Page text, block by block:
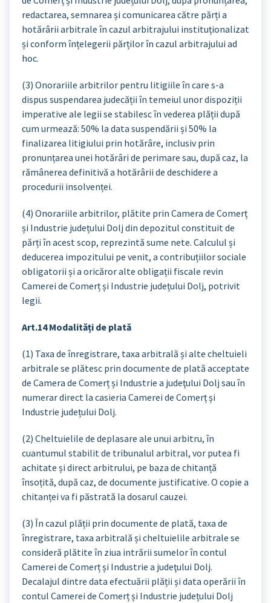
redactarea, semnarea și comunicarea către părți a
hotărârii arbitrale în cazul arbitrajului instituționalizat
și conform înțelegerii părților în cazul arbitrajului ad
hoc.
(3) Onorariile arbitrilor pentru litigiile în care s-a
dispus suspendarea judecății în temeiul unor dispoziții
imperative ale legii se stabilesc în vederea plății după
cum urmează: 50% la data suspendării și 50% la
finalizarea litigiului prin hotărâre, inclusiv prin
pronunțarea unei hotărâri de perimare sau, după caz, la
rămânerea definitivă a hotărârii de deschidere a
procedurii insolvenței.
(4) Onorariile arbitrilor, plătite prin Camera de Comerț
și Industrie județului Dolj din depozitul constituit de
părți în acest scop, reprezintă sume nete. Calculul și
deducerea impozitului pe venit, a contribuțiilor sociale
obligatorii și a oricăror alte obligații fiscale revin
Camerei de Comerț și Industrie județului Dolj, potrivit
legii.
Art.14 Modalități de plată
(1) Taxa de înregistrare, taxa arbitrală și alte cheltuieli
arbitrale se plătesc prin documente de plată acceptate
de Camera de Comerț și Industrie a judeţului Dolj sau în
numerar direct la casieria Camerei de Comerț și
Industrie județului Dolj.
(2) Cheltuielile de deplasare ale unui arbitru, în
cuantumul stabilit de tribunalul arbitral, vor putea fi
achitate și direct arbitrului, pe baza de chitanță
însoțită, după caz, de documente justificative. O copie a
chitanței va fi păstrată la dosarul cauzei.
(3) În cazul plății prin documente de plată, taxa de
înregistrare, taxa arbitrală și cheltuielile arbitrale se
consideră plătite în ziua intrării sumelor în contul
Camerei de Comerț și Industrie a judeţului Dolj.
Decalajul dintre data efectuării plății și data operării în
contul Camerei de Comerț și Industrie județului Dolj